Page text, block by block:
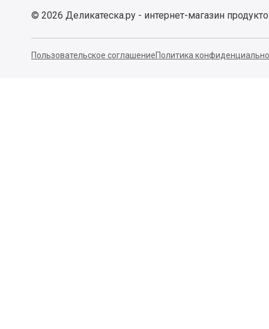
© 2026 Деликатеска.ру - интернет-магазин
Пользовательское соглашениеПолитика